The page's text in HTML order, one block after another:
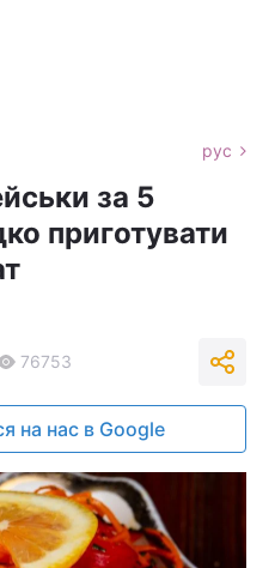
рус
за 5
приготувати
76753
на нас в Google